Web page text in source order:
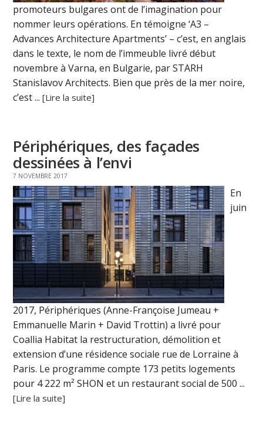
promoteurs bulgares ont de l’imagination pour
nommer leurs opérations. En témoigne ‘A3 –
Advances Architecture Apartments’ – c’est, en anglais
dans le texte, le nom de l’immeuble livré début
novembre à Varna, en Bulgarie, par STARH
Stanislavov Architects. Bien que près de la mer noire,
c’est ...[Lire la suite]
Périphériques, des façades
dessinées à l’envi
7 NOVEMBRE 2017
En
juin
2017, Périphériques (Anne-Françoise Jumeau +
Emmanuelle Marin + David Trottin) a livré pour
Coallia Habitat la restructuration, démolition et
extension d’une résidence sociale rue de Lorraine à
Paris. Le programme compte 173 petits logements
pour 4 222 m² SHON et un restaurant social de 500 ...
[Lire la suite]